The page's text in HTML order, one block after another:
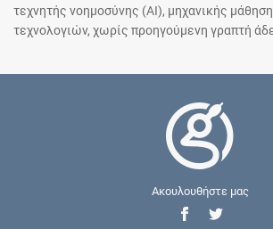
τεχνητής νοημοσύνης (AI), μηχανικής
τεχνολογιών, χωρίς προηγούμενη γραπτή
Ακουλουθήστε μας